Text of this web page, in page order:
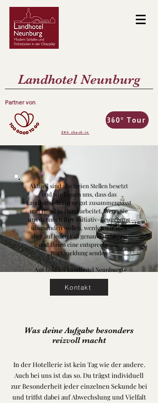
Landhotel Neunburg
Partner von
360° Tour
24h check-in
Aktuell sind alle freien Stellen besetzt
und wir freuen uns, dass das
Landhotel-Team so gut zusammenpasst
und Hand in Hand arbeitet. Wenn Sie
uns dennoch Ihre Initiativ-Bewerbung
übersenden wollen, werden wir dies
aber auf jeden Fall genau durchlesen
und Ihnen eine entsprechende
Rückmeldung senden
Auf bald im Landhotel Neunburg!
Kontakt
Was deine Aufgabe besonders
reizvoll macht
In der Hotellerie ist kein Tag wie der andere.
Auch bei uns ist das so. Du trägst individuell
zur Besonderheit jeder einzelnen Sekunde bei
und triffst dabei auf Abwechslung und Vielfalt